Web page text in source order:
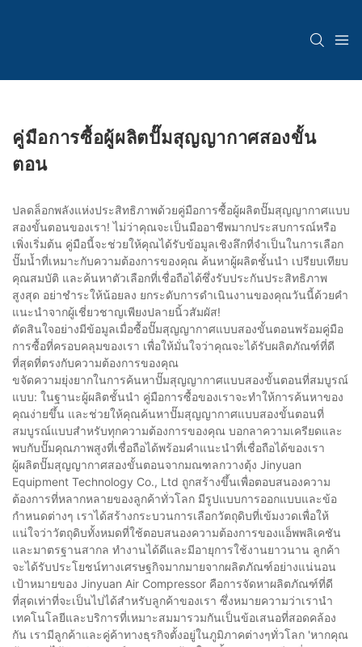
คู่มือการซื้อผู้ผลิตปั๊มสุญญากาศสองขั้น
ตอน
ปลดล็อกพลังแห่งประสิทธิภาพด้วยคู่มือการซื้อผู้ผลิตปั๊มสุญญากาศแบบ
สองขั้นตอนของเรา! ไม่ว่าคุณจะเป็นมืออาชีพมากประสบการณ์หรือ
เพิ่งเริ่มต้น คู่มือนี้จะช่วยให้คุณได้รับข้อมูลเชิงลึกที่จำเป็นในการเลือก
ปั๊มน้ำที่เหมาะกับความต้องการของคุณ ค้นหาผู้ผลิตชั้นนำ เปรียบเทียบ
คุณสมบัติ และค้นหาตัวเลือกที่เชื่อถือได้ซึ่งรับประกันประสิทธิภาพ
สูงสุด อย่าชำระให้น้อยลง ยกระดับการดำเนินงานของคุณวันนี้ด้วยคำ
แนะนำจากผู้เชี่ยวชาญเพียงปลายนิ้วสัมผัส!
ตัดสินใจอย่างมีข้อมูลเมื่อซื้อปั๊มสุญญากาศแบบสองขั้นตอนพร้อมคู่มือ
การซื้อที่ครอบคลุมของเรา เพื่อให้มั่นใจว่าคุณจะได้รับผลิตภัณฑ์ที่ดี
ที่สุดที่ตรงกับความต้องการของคุณ
ขจัดความยุ่งยากในการค้นหาปั๊มสุญญากาศแบบสองขั้นตอนที่สมบูรณ์
แบบ: ในฐานะผู้ผลิตชั้นนำ คู่มือการซื้อของเราจะทำให้การค้นหาของ
คุณง่ายขึ้น และช่วยให้คุณค้นหาปั๊มสุญญากาศแบบสองขั้นตอนที่
สมบูรณ์แบบสำหรับทุกความต้องการของคุณ บอกลาความเครียดและ
พบกับปั๊มคุณภาพสูงที่เชื่อถือได้พร้อมคำแนะนำที่เชื่อถือได้ของเรา
ผู้ผลิตปั๊มสุญญากาศสองขั้นตอนจากมณฑลกวางตุ้ง Jinyuan
Equipment Technology Co., Ltd ถูกสร้างขึ้นเพื่อตอบสนองความ
ต้องการที่หลากหลายของลูกค้าทั่วโลก มีรูปแบบการออกแบบและข้อ
กำหนดต่างๆ เราได้สร้างกระบวนการเลือกวัตถุดิบที่เข้มงวดเพื่อให้
แน่ใจว่าวัตถุดิบทั้งหมดที่ใช้ตอบสนองความต้องการของแอ็พพลิเคชัน
และมาตรฐานสากล ทำงานได้ดีและมีอายุการใช้งานยาวนาน ลูกค้า
จะได้รับประโยชน์ทางเศรษฐกิจมากมายจากผลิตภัณฑ์อย่างแน่นอน
เป้าหมายของ Jinyuan Air Compressor คือการจัดหาผลิตภัณฑ์ที่ดี
ที่สุดเท่าที่จะเป็นไปได้สำหรับลูกค้าของเรา ซึ่งหมายความว่าเรานำ
เทคโนโลยีและบริการที่เหมาะสมมารวมกันเป็นข้อเสนอที่สอดคล้อง
กัน เรามีลูกค้าและคู่ค้าทางธุรกิจตั้งอยู่ในภูมิภาคต่างๆทั่วโลก 'หากคุณ